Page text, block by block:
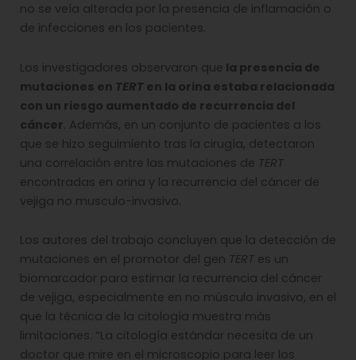
no se veía alterada por la presencia de inflamación o
de infecciones en los pacientes.
Los investigadores observaron que la presencia de
mutaciones en TERT en la orina estaba relacionada
con un riesgo aumentado de recurrencia del
cáncer. Además, en un conjunto de pacientes a los
que se hizo seguimiento tras la cirugía, detectaron
una correlación entre las mutaciones de TERT
encontradas en orina y la recurrencia del cáncer de
vejiga no musculo-invasivo.
Los autores del trabajo concluyen que la detección de
mutaciones en el promotor del gen TERT es un
biomarcador para estimar la recurrencia del cáncer
de vejiga, especialmente en no músculo invasivo, en el
que la técnica de la citología muestra más
limitaciones. “La citología estándar necesita de un
doctor que mire en el microscopio para leer los